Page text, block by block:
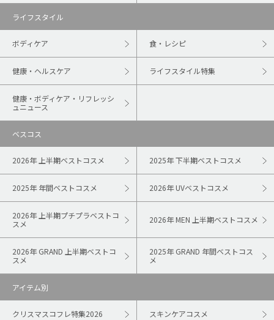
ライフスタイル
ボディケア 食・レシピ
健康・ヘルスケア ライフスタイル特集
健康・ボディケア・リフレッシ
ュニュース
ベスコス
2026年 上半期ベストコスメ 2025年 下半期ベストコスメ
2025年 年間ベストコスメ 2026年 UVベストコスメ
2026年 上半期プチプラベストコ
スメ
2026年 MEN 上半期ベストコスメ
2026年 GRAND 上半期ベストコ
スメ
2025年 GRAND 年間ベストコス
メ
アイテム別
クリスマスコフレ特集2026 スキンケアコスメ